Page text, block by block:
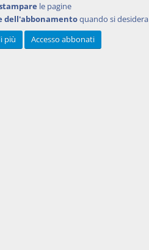
le pagine
dell'abbonamentoquando si desidera
più
Accesso abbonati